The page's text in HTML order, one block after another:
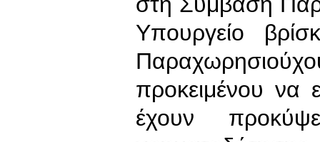
Υπουργείο
προκειμένου να
έχουν